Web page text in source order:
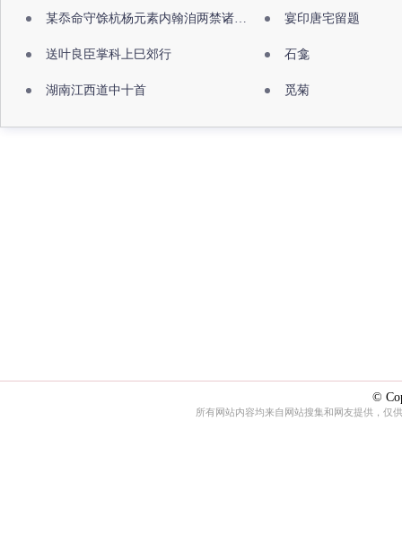
某忝命守馀杭杨元素内翰洎两禁诸公出祖佛寺 宴印唐宅留题
送叶良臣掌科上巳郊行 石龛
湖南江西道中十首 觅菊
©
所有网站内容均来自网站搜集和网友提供，仅